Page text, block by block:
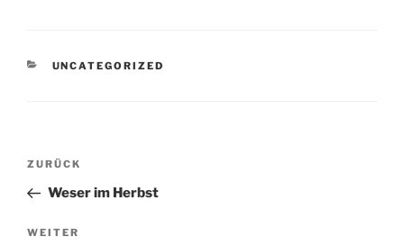
KATEGORIEN
UNCATEGORIZED
Beitragsnavigation
Vorheriger
Beitrag
ZURÜCK
Weser im Herbst
Nächster
WEITER